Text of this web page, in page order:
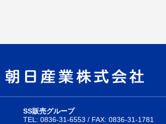
SS販売グループ
TEL: 0836-31-6553 / FAX: 0836-31-1781